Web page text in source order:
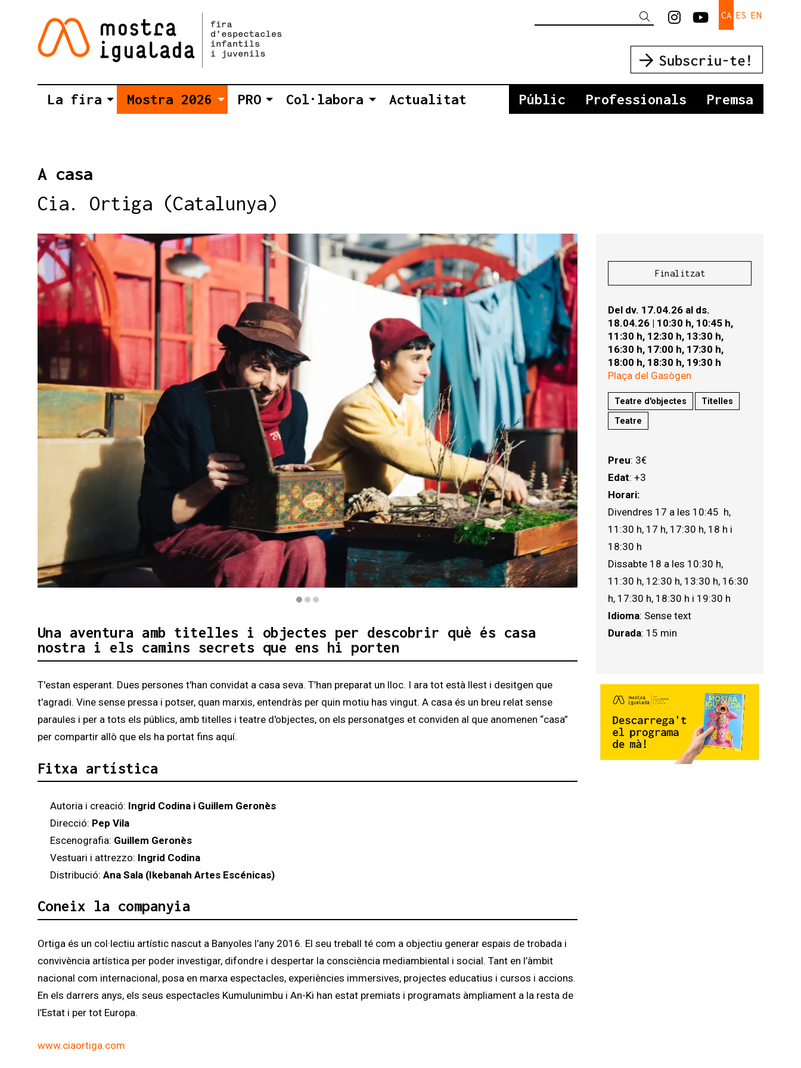
CA ES EN
Link a instagram
Link a
Cercar
La fira Mostra 2026 PRO Col·labora Actualitat Públic Professionals Premsa
A casa
Cia. Ortiga (Catalunya)
Finalitzat
Del dv. 17.04.26 al ds.
18.04.26 | 10:30 h, 10:45 h,
11:30 h, 12:30 h, 13:30 h,
16:30 h, 17:00 h, 17:30 h,
18:00 h, 18:30 h, 19:30 h
Plaça del Gasògen
Teatre d'objectes Titelles
Teatre
Preu: 3€
Edat: +3
Horari:
Divendres 17 a les 10:45  h,
11:30 h, 17 h, 17:30 h, 18 h i
18:30 h
Dissabte 18 a les 10:30 h,
11:30 h, 12:30 h, 13:30 h, 16:30
h, 17:30 h, 18:30 h i 19:30 h
Idioma: Sense text
Durada: 15 min
Una aventura amb titelles i objectes per descobrir què és casa
nostra i els camins secrets que ens hi porten
T'estan esperant. Dues persones t'han convidat a casa seva. T’han preparat un lloc. I ara tot està llest i desitgen que
t'agradi. Vine sense pressa i potser, quan marxis, entendràs per quin motiu has vingut. A casa és un breu relat sense
paraules i per a tots els públics, amb titelles i teatre d'objectes, on els personatges et conviden al que anomenen “casa”
per compartir allò que els ha portat fins aquí.
Fitxa artística
Autoria i creació: Ingrid Codina i Guillem Geronès
Direcció: Pep Vila
Escenografia: Guillem Geronès
Vestuari i attrezzo: Ingrid Codina
Distribució:Ana Sala (Ikebanah Artes Escénicas)
Coneix la companyia
Ortiga és un col·lectiu artístic nascut a Banyoles l’any 2016. El seu treball té com a objectiu generar espais de trobada i
convivència artística per poder investigar, difondre i despertar la consciència mediambiental i social. Tant en l’àmbit
nacional com internacional, posa en marxa espectacles, experiències immersives, projectes educatius i cursos i accions.
En els darrers anys, els seus espectacles Kumulunimbu i An-Ki han estat premiats i programats àmpliament a la resta de
l’Estat i per tot Europa.
www.ciaortiga.com